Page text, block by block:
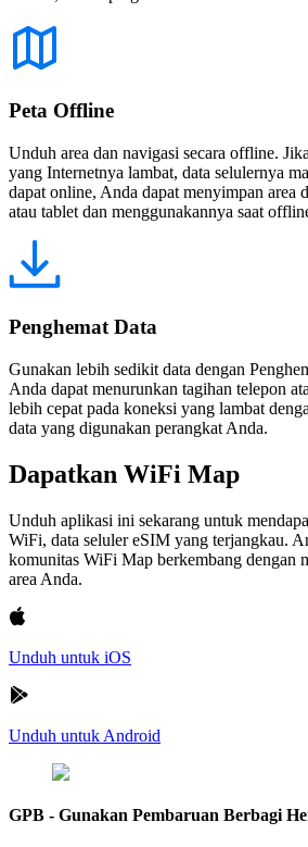
Peta Offline
Unduh area dan navigasi secara offline.
yang Internetnya lambat, data selulernya
dapat online, Anda dapat menyimpan area
atau tablet dan menggunakannya saat
Penghemat Data
Gunakan lebih sedikit data dengan
Anda dapat menurunkan tagihan telepon
lebih cepat pada koneksi yang lambat
data yang digunakan perangkat Anda.
Dapatkan WiFi Map
Unduh aplikasi ini sekarang untuk
WiFi, data seluler eSIM yang terjangkau.
komunitas WiFi Map berkembang dengan
area Anda.
Unduh untuk iOS
Unduh untuk Android
GPB - Gunakan Pembaruan Berbagi